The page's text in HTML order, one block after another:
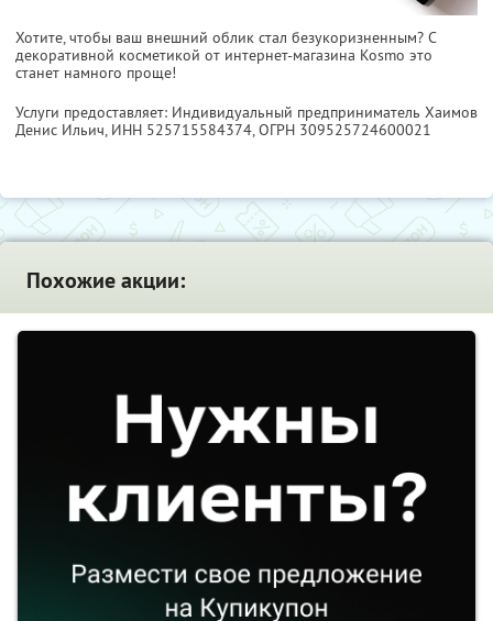
Хотите, чтобы ваш внешний облик стал безукоризненным? С
декоративной косметикой от интернет-магазина Kosmo это
станет намного проще!
Услуги предоставляет: Индивидуальный предприниматель Хаимов
Денис Ильич, ИНН 525715584374, ОГРН 309525724600021
Похожие акции: